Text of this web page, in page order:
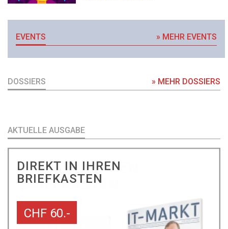
EVENTS » MEHR EVENTS
DOSSIERS » MEHR DOSSIERS
AKTUELLE AUSGABE
DIREKT IN IHREN
BRIEFKASTEN
CHF 60.-